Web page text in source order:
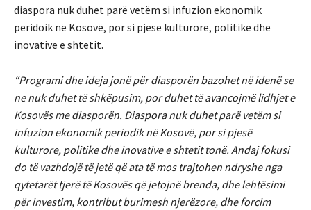
diaspora nuk duhet parë vetëm si infuzion ekonomik
peridoik në Kosovë, por si pjesë kulturore, politike dhe
inovative e shtetit.
“Programi dhe ideja jonë për diasporën bazohet në idenë se
ne nuk duhet të shkëpusim, por duhet të avancojmë lidhjet e
Kosovës me diasporën. Diaspora nuk duhet parë vetëm si
infuzion ekonomik periodik në Kosovë, por si pjesë
kulturore, politike dhe inovative e shtetit tonë. Andaj fokusi
do të vazhdojë të jetë që ata të mos trajtohen ndryshe nga
qytetarët tjerë të Kosovës që jetojnë brenda, dhe lehtësimi
për investim, kontribut burimesh njerëzore, dhe forcim